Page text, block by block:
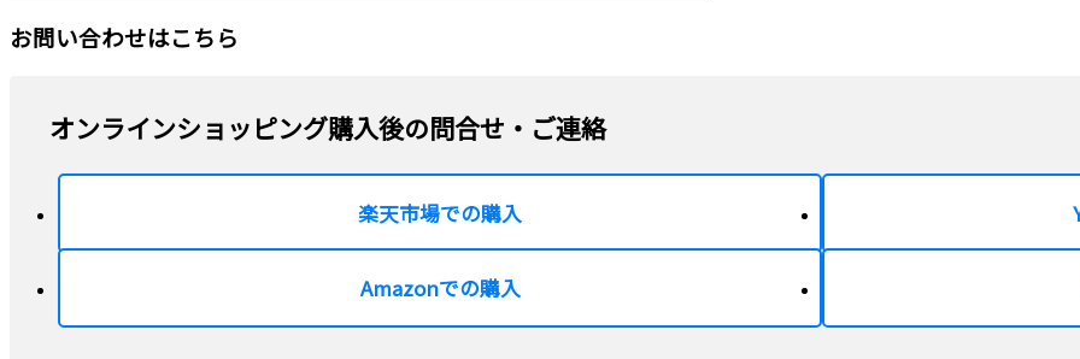
お問い合わせはこちら
オンラインショッピング購入後の問合せ・ご連絡
楽天市場での購入
Amazonでの購入